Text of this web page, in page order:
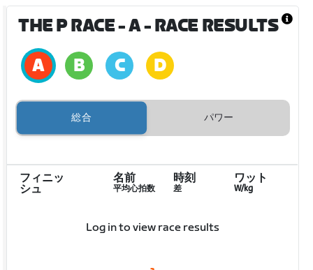
THE P RACE - A- RACE RESULTS
総合 パワー
フィニッ
シュ
名前
平均心拍数
時刻
差
ワット
W/kg
Log in to view race results